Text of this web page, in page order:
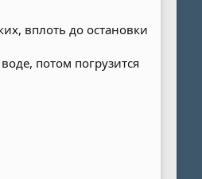
вплоть до остановки
потом погрузится